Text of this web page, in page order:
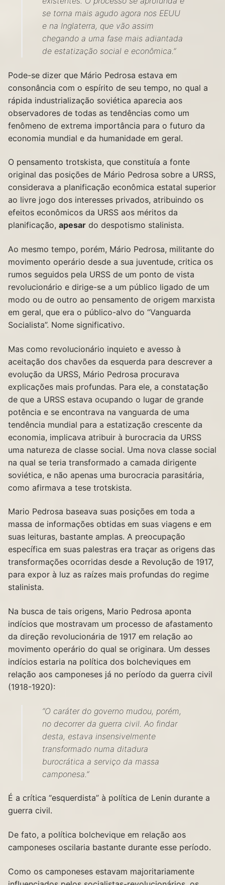
se torna mais agudo agora nos EEUU
e na Inglaterra, que vão assim
chegando a uma fase mais adiantada
de estatização social e econômica.”
Pode-se dizer que Mário Pedrosa estava em
consonância com o espírito de seu tempo, no qual a
rápida industrialização soviética aparecia aos
observadores de todas as tendências como um
fenômeno de extrema importância para o futuro da
economia mundial e da humanidade em geral.
O pensamento trotskista, que constituía a fonte
original das posições de Mário Pedrosa sobre a URSS,
considerava a planificação econômica estatal superior
ao livre jogo dos interesses privados, atribuindo os
efeitos econômicos da URSS aos méritos da
planificação, apesar do despotismo stalinista.
Ao mesmo tempo, porém, Mário Pedrosa, militante do
movimento operário desde a sua juventude, critica os
rumos seguidos pela URSS de um ponto de vista
revolucionário e dirige-se a um público ligado de um
modo ou de outro ao pensamento de origem marxista
em geral, que era o público-alvo do “Vanguarda
Socialista”. Nome significativo.
Mas como revolucionário inquieto e avesso à
aceitação dos chavões da esquerda para descrever a
evolução da URSS, Mário Pedrosa procurava
explicações mais profundas. Para ele, a constatação
de que a URSS estava ocupando o lugar de grande
potência e se encontrava na vanguarda de uma
tendência mundial para a estatização crescente da
economia, implicava atribuir à burocracia da URSS
uma natureza de classe social. Uma nova classe social
na qual se teria transformado a camada dirigente
soviética, e não apenas uma burocracia parasitária,
como afirmava a tese trotskista.
Mario Pedrosa baseava suas posições em toda a
massa de informações obtidas em suas viagens e em
suas leituras, bastante amplas. A preocupação
específica em suas palestras era traçar as origens das
transformações ocorridas desde a Revolução de 1917,
para expor à luz as raízes mais profundas do regime
stalinista.
Na busca de tais origens, Mario Pedrosa aponta
indícios que mostravam um processo de afastamento
da direção revolucionária de 1917 em relação ao
movimento operário do qual se originara. Um desses
indícios estaria na política dos bolcheviques em
relação aos camponeses já no período da guerra civil
(1918-1920):
“O caráter do governo mudou, porém,
no decorrer da guerra civil. Ao findar
desta, estava insensivelmente
transformado numa ditadura
burocrática a serviço da massa
camponesa.”
É a crítica “esquerdista” à política de Lenin durante a
guerra civil.
De fato, a política bolchevique em relação aos
camponeses oscilaria bastante durante esse período.
Como os camponeses estavam majoritariamente